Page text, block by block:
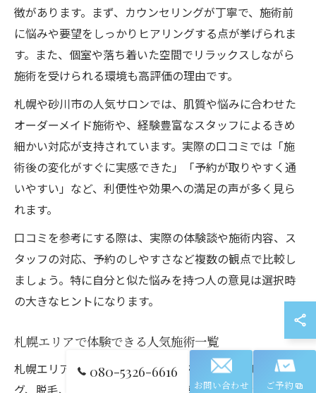
徴があります。まず、カウンセリングが丁寧で、施術前
に悩みや要望をしっかりヒアリングする点が挙げられま
す。また、個室や落ち着いた空間でリラックスしながら
施術を受けられる環境も高評価の理由です。
札幌や砂川市の人気サロンでは、肌質や悩みに合わせた
オーダーメイド施術や、経験豊富なスタッフによるきめ
細かい対応が支持されています。実際の口コミでは「施
術後の変化がすぐに実感できた」「予約が取りやすく通
いやすい」など、利便性や効果への満足の声が多く見ら
れます。
口コミを参考にする際は、実際の体験談や施術内容、ス
タッフの対応、予約のしやすさなど複数の観点で比較し
ましょう。特に自分と似た悩みを持つ人の意見は選択時
の大きなヒントになります。
札幌エリアで体験できる人気施術一覧
札幌エリアでは、フェイシャルエステ、ハーブピーリン
グ、脱毛、痩身、マッサージなど多彩なエステメニュー
080-5326-6616
お問い合わせ ご予約